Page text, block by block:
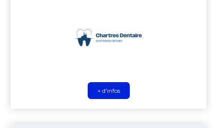
+ d'infos